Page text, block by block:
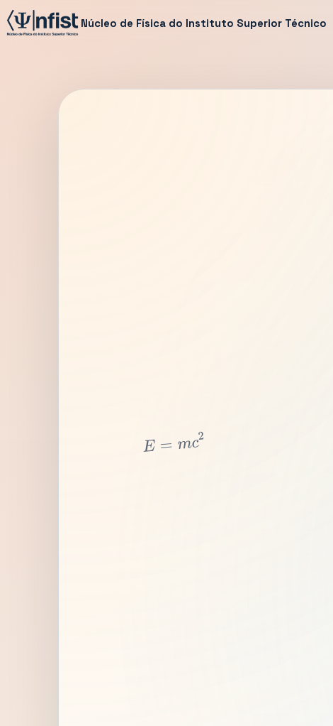
Núcleo de Física do Instituto Superior Técnico
E= 2